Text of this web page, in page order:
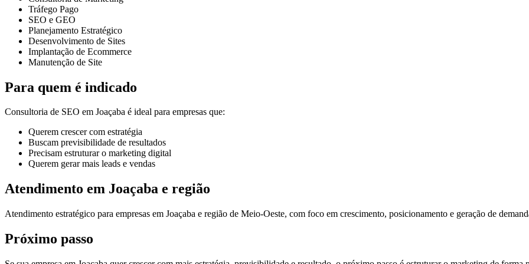
Tráfego Pago
SEO e GEO
Planejamento Estratégico
Desenvolvimento de Sites
Implantação de Ecommerce
Manutenção de Site
Para quem é indicado
Consultoria de SEO em Joaçaba é ideal para empresas que:
Querem crescer com estratégia
Buscam previsibilidade de resultados
Precisam estruturar o marketing digital
Querem gerar mais leads e vendas
Atendimento em Joaçaba e região
Atendimento estratégico para empresas em Joaçaba e região de Meio-Oeste, com foco em crescimento, posicionamento e geração de
Próximo passo